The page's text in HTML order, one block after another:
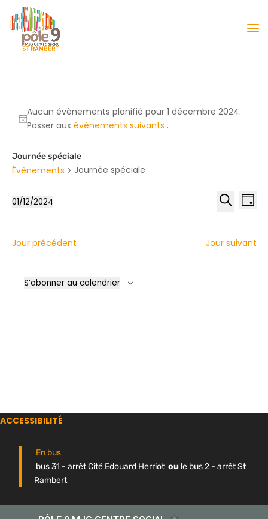
Aucun évènements planifié pour 1 décembre 2024.
Passer auxévènements suivants .
Journée spéciale
Évènements Journée spéciale
de
de
Jour
01/12/2024
date.
Jour précédent Jour suivant
S’abonner au calendrier
ACCESSIBILITÉ
En bus
bus 31 - arrêt Cité Edouard Herriot ou le bus 2 - arrêt St
Rambert